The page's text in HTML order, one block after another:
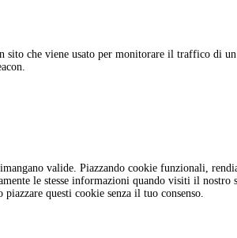
sito che viene usato per monitorare il traffico di
valide. Piazzando cookie funzionali,
le stesse informazioni quando visiti il nostro
questi cookie senza il tuo consenso.